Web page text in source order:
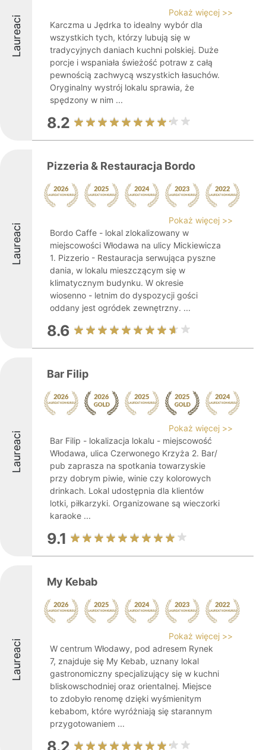
Laureaci
Pokaż więcej >>
Karczma u Jędrka to idealny wybór dla
wszystkich tych, którzy lubują się w
tradycyjnych daniach kuchni polskiej. Duże
porcje i wspaniała świeżość potraw z całą
pewnością zachwycą wszystkich łasuchów.
Oryginalny wystrój lokalu sprawia, że
spędzony w nim ...
8.2
Laureaci
Pizzeria & Restauracja Bordo
Pokaż więcej >>
Bordo Caffe - lokal zlokalizowany w
miejscowości Włodawa na ulicy Mickiewicza
1. Pizzerio - Restauracja serwująca pyszne
dania, w lokalu mieszczącym się w
klimatycznym budynku. W okresie
wiosenno - letnim do dyspozycji gości
oddany jest ogródek zewnętrzny. ...
8.6
Laureaci
Bar Filip
Pokaż więcej >>
Bar Filip - lokalizacja lokalu - miejscowość
Włodawa, ulica Czerwonego Krzyża 2. Bar/
pub zaprasza na spotkania towarzyskie
przy dobrym piwie, winie czy kolorowych
drinkach. Lokal udostępnia dla klientów
lotki, piłkarzyki. Organizowane są wieczorki
karaoke ...
9.1
Laureaci
My Kebab
Pokaż więcej >>
W centrum Włodawy, pod adresem Rynek
7, znajduje się My Kebab, uznany lokal
gastronomiczny specjalizujący się w kuchni
bliskowschodniej oraz orientalnej. Miejsce
to zdobyło renomę dzięki wyśmienitym
kebabom, które wyróżniają się starannym
przygotowaniem ...
8.2